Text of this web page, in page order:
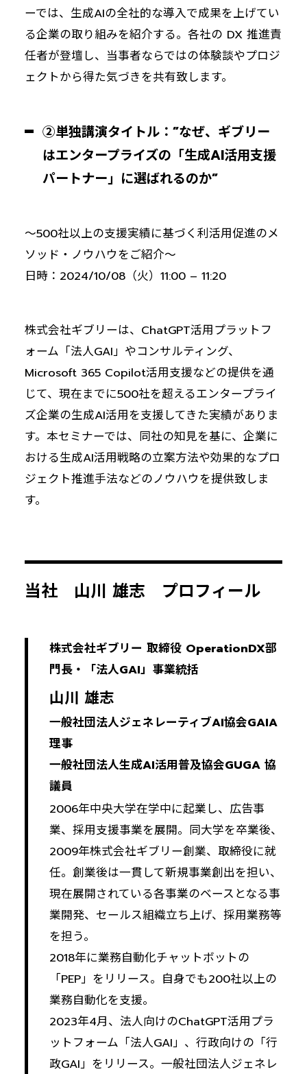
ーでは、生成AIの全社的な導入で成果を上げてい
る企業の取り組みを紹介する。各社の DX 推進責
任者が登壇し、当事者ならではの体験談やプロジ
ェクトから得た気づきを共有致します。
②単独講演タイトル：”なぜ、ギブリー
はエンタープライズの「生成AI活用支援
パートナー」に選ばれるのか”
～500社以上の支援実績に基づく利活用促進のメ
ソッド・ノウハウをご紹介～
日時：2024/10/08（火）11:00 – 11:20
株式会社ギブリーは、ChatGPT活用プラットフ
ォーム「法人GAI」やコンサルティング、
Microsoft 365 Copilot活用支援などの提供を通
じて、現在までに500社を超えるエンタープライ
ズ企業の生成AI活用を支援してきた実績がありま
す。本セミナーでは、同社の知見を基に、企業に
おける生成AI活用戦略の立案方法や効果的なプロ
ジェクト推進手法などのノウハウを提供致しま
す。
当社 山川 雄志 プロフィール
株式会社ギブリー 取締役 OperationDX部
門長・「法人GAI」事業統括
山川 雄志
一般社団法人ジェネレーティブAI協会GAIA
理事
一般社団法人生成AI活用普及協会GUGA 協
議員
2006年中央大学在学中に起業し、広告事
業、採用支援事業を展開。同大学を卒業後、
2009年株式会社ギブリー創業、取締役に就
任。創業後は一貫して新規事業創出を担い、
現在展開されている各事業のベースとなる事
業開発、セールス組織立ち上げ、採用業務等
を担う。
2018年に業務自動化チャットボットの
「PEP」をリリース。自身でも200社以上の
業務自動化を支援。
2023年4月、法人向けのChatGPT活用プラ
ットフォーム「法人GAI」、行政向けの「行
政GAI」をリリース。一般社団法人ジェネレ